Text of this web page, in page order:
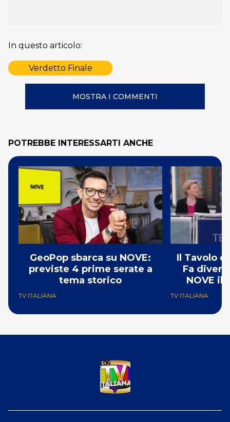
In questo articolo:
Verdetto Finale
MOSTRA I COMMENTI
POTREBBE INTERESSARTI ANCHE
GeoPop sbarca su NOVE:
previste 4 prime serate a
tema storico
TV ITALIANA
Il Tavolo
Fa
NOVE il
TV ITALIANA